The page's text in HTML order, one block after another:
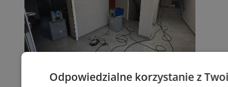
Odpowiedzialne korzystanie z